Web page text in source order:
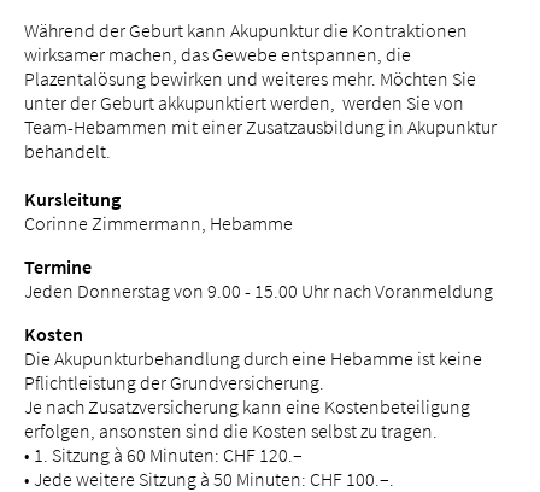
Während der Geburt kann Akupunktur die Kontraktionen
wirksamer machen, das Gewebe entspannen, die
Plazentalösung bewirken und weiteres mehr. Möchten Sie
unter der Geburt akkupunktiert werden, werden Sie von
Team-Hebammen mit einer Zusatzausbildung in Akupunktur
behandelt.
Kursleitung
Corinne Zimmermann, Hebamme
Termine
Jeden Donnerstag von 9.00 - 15.00 Uhr nach Voranmeldung
Kosten
Die Akupunkturbehandlung durch eine Hebamme ist keine
Pflichtleistung der Grundversicherung.
Je nach Zusatzversicherung kann eine Kostenbeteiligung
erfolgen, ansonsten sind die Kosten selbst zu tragen.
• 1. Sitzung à 60 Minuten: CHF 120.–
• Jede weitere Sitzung à 50 Minuten: CHF 100.–.